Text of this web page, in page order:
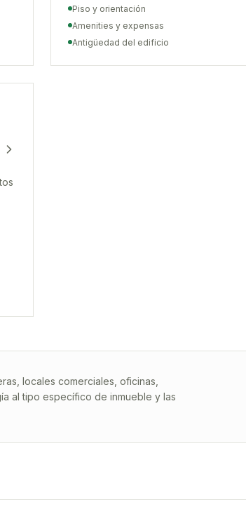
Piso y orientación
Amenities y expensas
Antigüedad del edificio
locales comerciales, oficinas,
al tipo específico de inmueble y las